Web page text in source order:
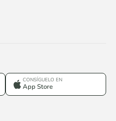
CONSÍGUELO EN
App Store